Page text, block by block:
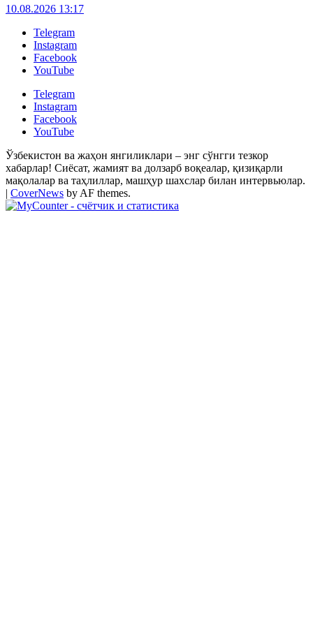
10.08.2026 13:17
Telegram
Instagram
Facebook
YouTube
Telegram
Instagram
Facebook
YouTube
Ўзбекистон ва жаҳон янгиликлари – энг сўнгги тезкор
хабарлар! Сиёсат, жамият ва долзарб воқеалар, қизиқарли
мақолалар ва таҳлиллар, машҳур шахслар билан интервьюлар.
| CoverNews by AF themes.